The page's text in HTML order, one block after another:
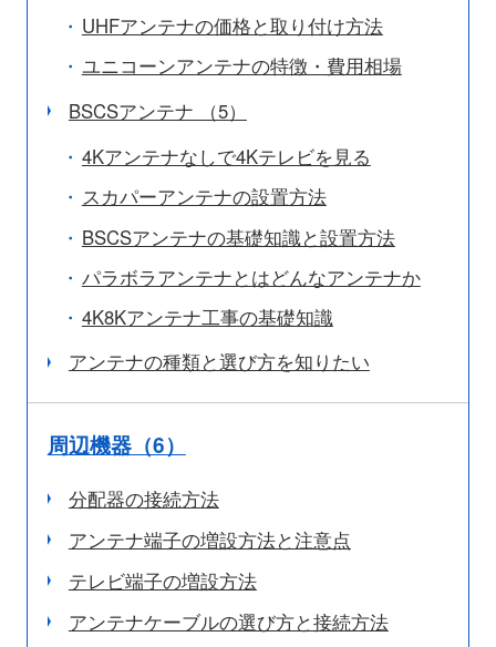
UHFアンテナの価格と取り付け方法
ユニコーンアンテナの特徴・費用相場
BSCSアンテナ （5）
4Kアンテナなしで4Kテレビを見る
スカパーアンテナの設置方法
BSCSアンテナの基礎知識と設置方法
パラボラアンテナとはどんなアンテナか
4K8Kアンテナ工事の基礎知識
アンテナの種類と選び方を知りたい
周辺機器（6）
分配器の接続方法
アンテナ端子の増設方法と注意点
テレビ端子の増設方法
アンテナケーブルの選び方と接続方法